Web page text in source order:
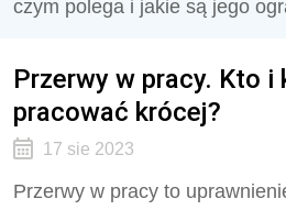
czym polega i jakie są jego
Przerwy w pracy. Kto i
pracować krócej?
17 sie 2023
Przerwy w pracy to